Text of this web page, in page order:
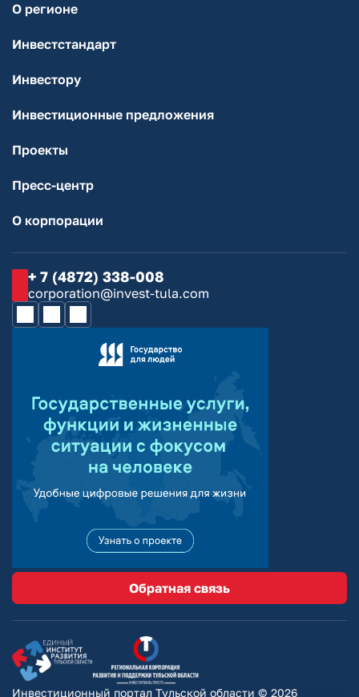
О регионе
Инвестстандарт
Инвестору
Инвестиционные предложения
Проекты
Пресс-центр
О корпорации
+ 7 (4872) 338-008
corporation@invest-tula.com
Обратная связь
Инвестиционный портал Тульской области © 2026